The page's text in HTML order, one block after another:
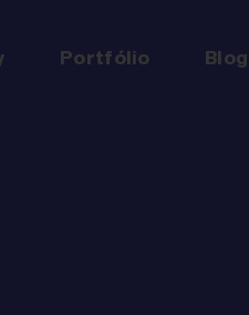
Portfólio Blog